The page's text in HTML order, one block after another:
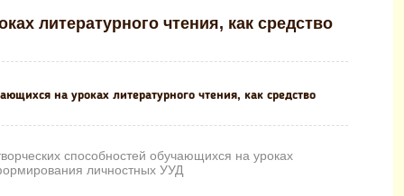
литературного чтения, как средство
на уроках литературного чтения, как средство
способностей обучающихся на уроках
личностных УУД